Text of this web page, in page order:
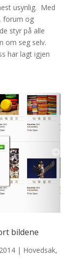
usynlig. Med
forum og
styr på alle
om seg selv.
har lagt igjen
bildene
| Hovedsak,